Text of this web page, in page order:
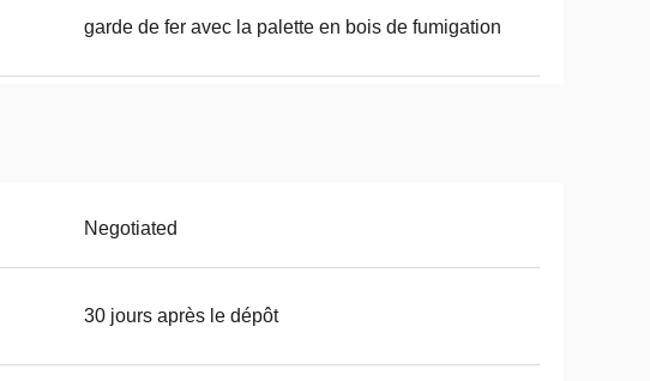
garde de fer avec la palette en bois de fumigation
Negotiated
30 jours après le dépôt